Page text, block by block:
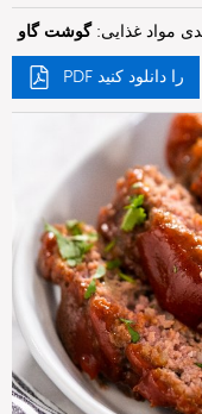
مواد غذایی:گوشت گاو
PDF را دانلود کنید